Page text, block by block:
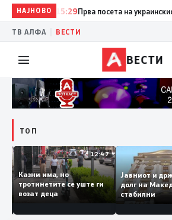
НАЈНОВО15:29Прва посета на украинскиот
ТВ АЛФА ВЕСТИ
ВЕСТИ
ТОП
12:47
Казни има, но
тротинетите се уште ги
возат деца
Јавниот и
долг на
стабилни